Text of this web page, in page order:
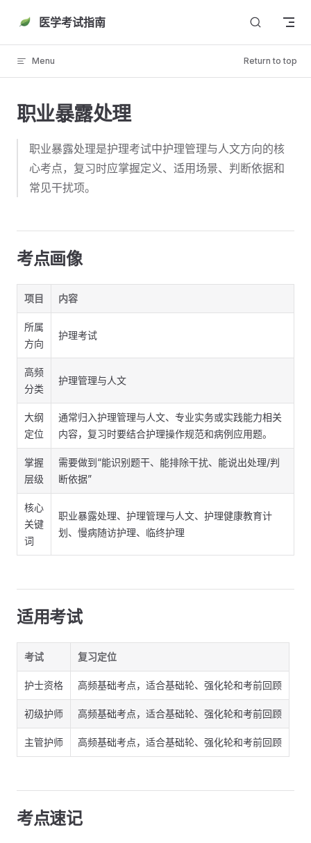
Skip to content
医学考试指南
Menu Return to top
职业暴露处理
职业暴露处理是护理考试中护理管理与人文方向的核
心考点，复习时应掌握定义、适用场景、判断依据和
常见干扰项。
考点画像
项目 内容
所属
方向
护理考试
高频
分类
护理管理与人文
大纲
定位
通常归入护理管理与人文、专业实务或实践能力相关
内容，复习时要结合护理操作规范和病例应用题。
掌握
层级
需要做到“能识别题干、能排除干扰、能说出处理/判
断依据”
核心
关键
词
职业暴露处理、护理管理与人文、护理健康教育计
划、慢病随访护理、临终护理
适用考试
考试 复习定位
护士资格 高频基础考点，适合基础轮、强化轮和考前回顾
初级护师 高频基础考点，适合基础轮、强化轮和考前回顾
主管护师 高频基础考点，适合基础轮、强化轮和考前回顾
考点速记